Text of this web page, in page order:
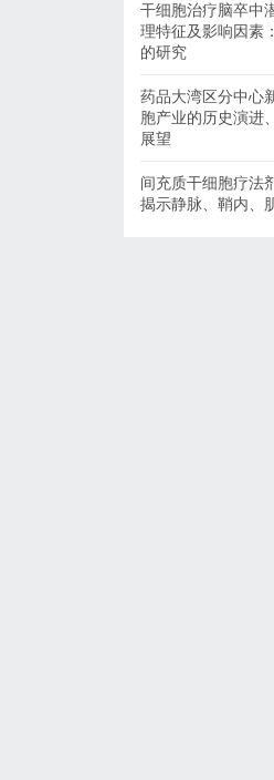
干细胞治疗脑卒中
理特征及影响因素
的研究
药品大湾区分中心
胞产业的历史演进
展望
间充质干细胞疗法
揭示静脉、鞘内、